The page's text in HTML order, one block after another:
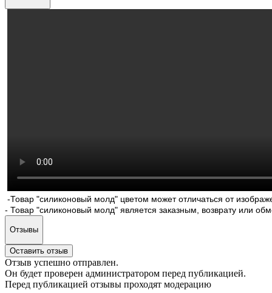
-Товар "силиконовый молд" цветом может отличаться от
- Товар "силиконовый молд" является заказным, возврату или
Отзывы
Оставить отзыв
Отзыв успешно отправлен.
Он будет проверен администратором перед публикацией.
Перед публикацией отзывы проходят модерацию